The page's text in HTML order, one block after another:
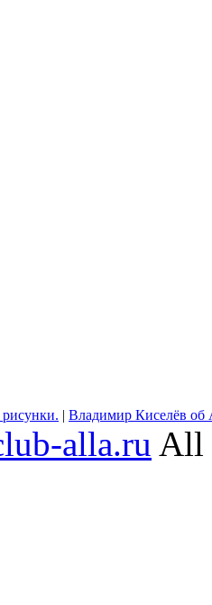
рисунки. | Владимир Киселёв об
alla.ru All